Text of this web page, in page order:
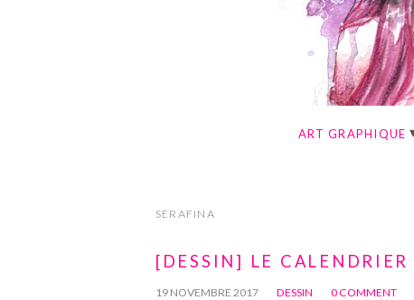
ART GRAPHIQUE
SERAFINA
[DESSIN] LE CALENDRIER
19 NOVEMBRE 2017 DESSIN 0 COMMENT